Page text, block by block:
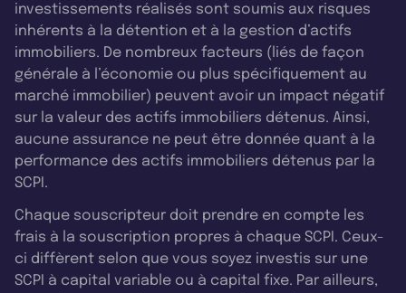
investissements réalisés sont soumis aux risques
inhérents à la détention et à la gestion d’actifs
immobiliers. De nombreux facteurs (liés de façon
générale à l’économie ou plus spécifiquement au
marché immobilier) peuvent avoir un impact négatif
sur la valeur des actifs immobiliers détenus. Ainsi,
aucune assurance ne peut être donnée quant à la
performance des actifs immobiliers détenus par la
SCPI.
Chaque souscripteur doit prendre en compte les
frais à la souscription propres à chaque SCPI. Ceux-
ci diffèrent selon que vous soyez investis sur une
SCPI à capital variable ou à capital fixe. Par ailleurs,